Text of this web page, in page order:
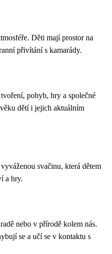
Děti mají prostor na
přivítání s kamarády.
pohyb, hry a společné
dětí i jejich aktuálním
svačinu, která dětem
a hry.
nebo v přírodě kolem nás.
se a učí se v kontaktu s